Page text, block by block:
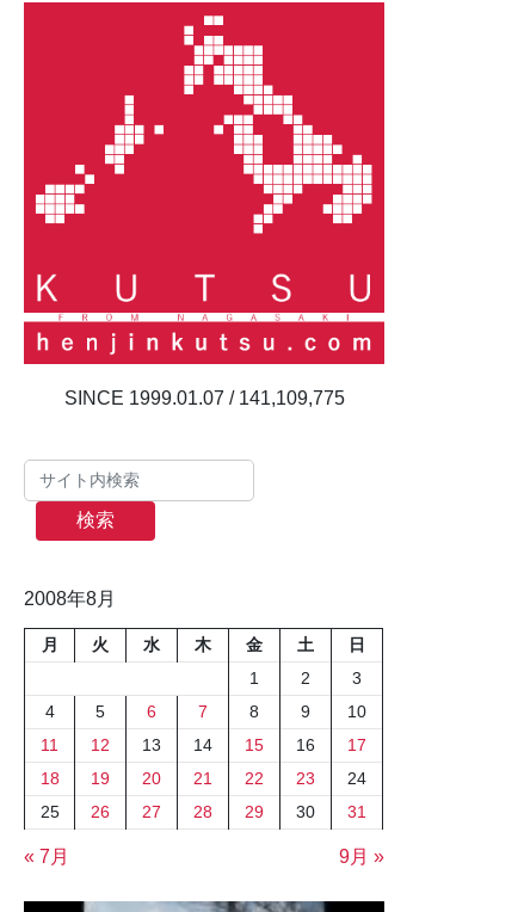
141,109,775
検索
2008年8月
月 火 水 木 金 土
日
1
2
3
4
5 6 7 8 9
10
11
12 13 14 15 16
17
18
19 20 21 22 23
24
25
26 27 28 29 30 31
« 7月 9月 »